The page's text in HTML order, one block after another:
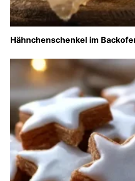
Hähnchenschenkel im